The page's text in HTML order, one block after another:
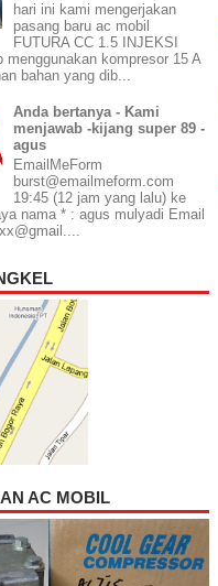
hari ini kami mengerjakan
pasang baru ac mobil
FUTURA CC 1.5 INJEKSI
menggunakan kompresor 15 A
bahan yang dib...
Anda bertanya - Kami
menjawab -kijang super 89 -
agus
EmailMeForm
burst@emailmeform.com
19:45 (12 jam yang lalu) ke
nama * : agus mulyadi Email
AC MOBIL